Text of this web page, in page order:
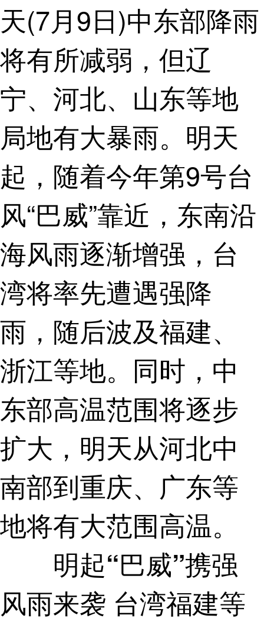
天(7月9日)中东部降雨
将有所减弱，但辽
宁、河北、山东等地
局地有大暴雨。明天
起，随着今年第9号台
风“巴威”靠近，东南沿
海风雨逐渐增强，台
湾将率先遭遇强降
雨，随后波及福建、
浙江等地。同时，中
东部高温范围将逐步
扩大，明天从河北中
南部到重庆、广东等
地将有大范围高温。
明起“巴威”携强
风雨来袭 台湾福建等